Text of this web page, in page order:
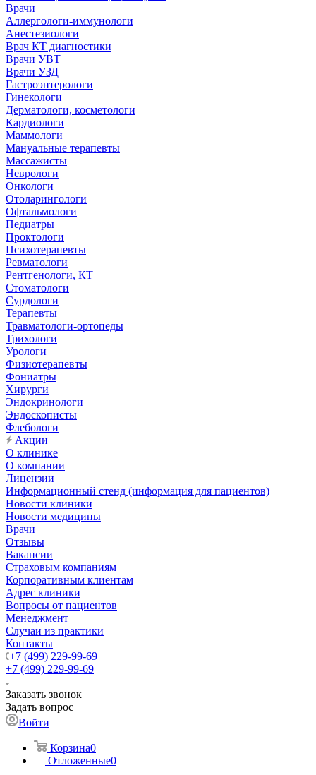
Врачи
Аллергологи-иммунологи
Анестезиологи
Врач КТ диагностики
Врачи УВТ
Врачи УЗД
Гастроэнтерологи
Гинекологи
Дерматологи, косметологи
Кардиологи
Маммологи
Мануальные терапевты
Массажисты
Неврологи
Онкологи
Отоларингологи
Офтальмологи
Педиатры
Проктологи
Психотерапевты
Ревматологи
Рентгенологи, КТ
Стоматологи
Сурдологи
Терапевты
Травматологи-ортопеды
Трихологи
Урологи
Физиотерапевты
Фониатры
Хирурги
Эндокринологи
Эндоскописты
Флебологи
Акции
О клинике
О компании
Лицензии
Информационный стенд (информация для пациентов)
Новости клиники
Новости медицины
Врачи
Отзывы
Вакансии
Страховым компаниям
Корпоративным клиентам
Адрес клиники
Вопросы от пациентов
Менеджмент
Случаи из практики
Контакты
+7 (499) 229-99-69
+7 (499) 229-99-69
Заказать звонок
Задать вопрос
Войти
Корзина0
Отложенные0